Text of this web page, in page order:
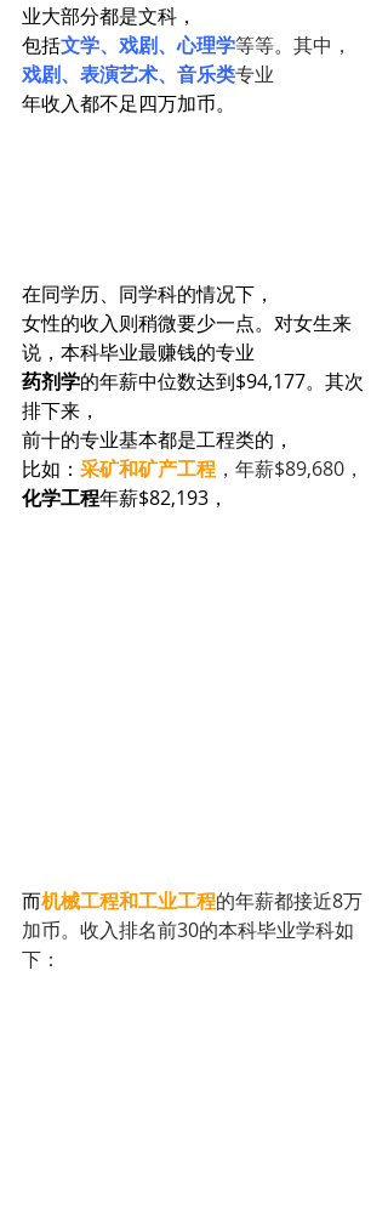
业大部分都是文科，
包括文学、戏剧、心理学等等。其中，
戏剧、表演艺术、音乐类专业
年收入都不足四万加币。
在同学历、同学科的情况下，
女性的收入则稍微要少一点。对女生来
说，本科毕业最赚钱的专业
药剂学的年薪中位数达到$94,177。其次
排下来，
前十的专业基本都是工程类的，
比如： 采矿和矿产工程 ，年薪$89,680，
化学工程年薪$82,193，
而机械工程和工业工程的年薪都接近8万
加币。收入排名前30的本科毕业学科如
下：